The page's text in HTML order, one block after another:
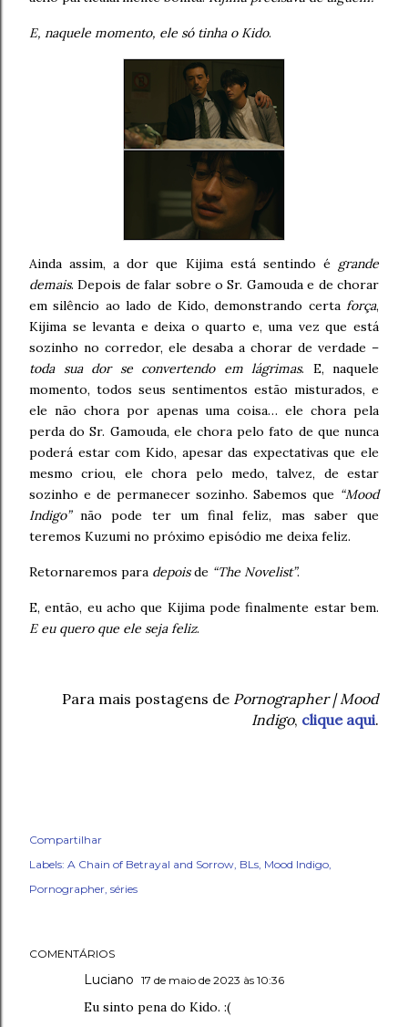
E, naquele momento, ele só tinha o Kido.
Ainda assim, a dor que Kijima está sentindo é grande
demais. Depois de falar sobre o Sr. Gamouda e de chorar
em silêncio ao lado de Kido, demonstrando certa força,
Kijima se levanta e deixa o quarto e, uma vez que está
sozinho no corredor, ele desaba a chorar de verdade –
toda sua dor se convertendo em lágrimas. E, naquele
momento, todos seus sentimentos estão misturados, e
ele não chora por apenas uma coisa… ele chora pela
perda do Sr. Gamouda, ele chora pelo fato de que nunca
poderá estar com Kido, apesar das expectativas que ele
mesmo criou, ele chora pelo medo, talvez, de estar
sozinho e de permanecer sozinho. Sabemos que “Mood
Indigo”não pode ter um final feliz, mas saber que
teremos Kuzumi no próximo episódio me deixa feliz.
Retornaremos para depoisde “The Novelist”.
E, então, eu acho que Kijima pode finalmente estar bem.
E eu quero que ele seja feliz.
Para mais postagens de Pornographer | Mood
Indigo, clique aqui.
Compartilhar
Labels: A Chain of Betrayal and Sorrow BLs Mood Indigo
Pornographer séries
COMENTÁRIOS
Luciano 17 de maio de 2023 às 10:36
Eu sinto pena do Kido. :(